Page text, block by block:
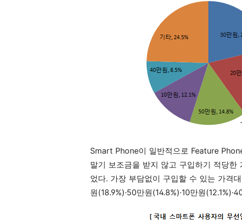
Smart Phone이 일반적으로 Feature
말기 보조금을 받지 않고 구입하기 적당
었다. 가장 부담없이 구입할 수 있는 가격
원(18.9%)·50만원(14.8%)·10만원